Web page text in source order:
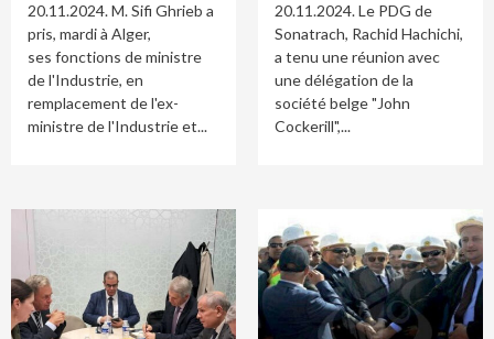
20.11.2024. M. Sifi Ghrieb a
pris, mardi à Alger,
ses fonctions de ministre
de l'Industrie, en
remplacement de l'ex-
ministre de l'Industrie et...
20.11.2024. Le PDG de
Sonatrach, Rachid Hachichi,
a tenu une réunion avec
une délégation de la
société belge "John
Cockerill",...